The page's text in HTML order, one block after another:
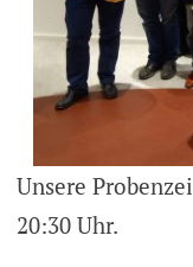
Unsere
20:30 Uhr.